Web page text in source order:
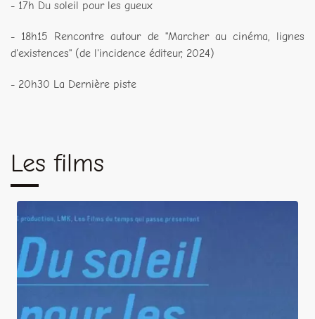
- 17h Du soleil pour les gueux
- 18h15 Rencontre autour de "Marcher au cinéma, lignes
d'existences" (de l'incidence éditeur, 2024)
- 20h30 La Dernière piste
Les films